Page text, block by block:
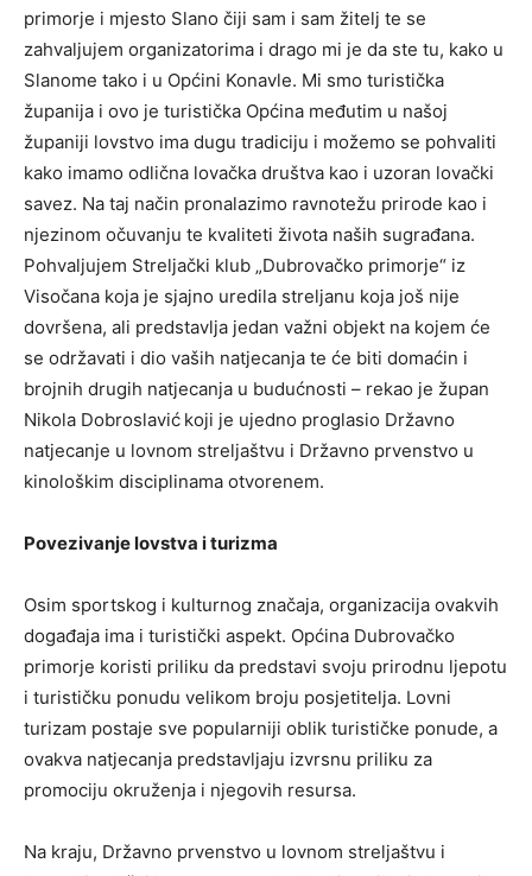
primorje i mjesto Slano čiji sam i sam žitelj te se
zahvaljujem organizatorima i drago mi je da ste tu, kako u
Slanome tako i u Općini Konavle. Mi smo turistička
županija i ovo je turistička Općina međutim u našoj
županiji lovstvo ima dugu tradiciju i možemo se pohvaliti
kako imamo odlična lovačka društva kao i uzoran lovački
savez. Na taj način pronalazimo ravnotežu prirode kao i
njezinom očuvanju te kvaliteti života naših sugrađana.
Pohvaljujem Streljački klub „Dubrovačko primorje“ iz
Visočana koja je sjajno uredila streljanu koja još nije
dovršena, ali predstavlja jedan važni objekt na kojem će
se održavati i dio vaših natjecanja te će biti domaćin i
brojnih drugih natjecanja u budućnosti – rekao je župan
Nikola Dobroslavić koji je ujedno proglasio Državno
natjecanje u lovnom streljaštvu i Državno prvenstvo u
kinološkim disciplinama otvorenem.
Povezivanje lovstva i turizma
Osim sportskog i kulturnog značaja, organizacija ovakvih
događaja ima i turistički aspekt. Općina Dubrovačko
primorje koristi priliku da predstavi svoju prirodnu ljepotu
i turističku ponudu velikom broju posjetitelja. Lovni
turizam postaje sve popularniji oblik turističke ponude, a
ovakva natjecanja predstavljaju izvrsnu priliku za
promociju okruženja i njegovih resursa.
Na kraju, Državno prvenstvo u lovnom streljaštvu i